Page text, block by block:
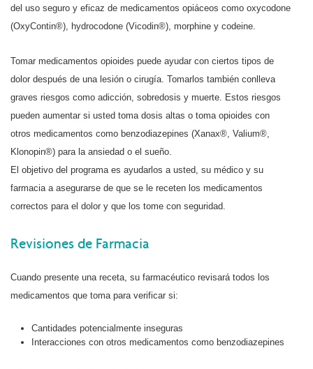
del uso seguro y eficaz de medicamentos opiáceos como oxycodone
(OxyContin®), hydrocodone (Vicodin®), morphine y codeine.
Tomar medicamentos opioides puede ayudar con ciertos tipos de
dolor después de una lesión o cirugía. Tomarlos también conlleva
graves riesgos como adicción, sobredosis y muerte. Estos riesgos
pueden aumentar si usted toma dosis altas o toma opioides con
otros medicamentos como benzodiazepines (Xanax®, Valium®,
Klonopin®) para la ansiedad o el sueño.
El objetivo del programa es ayudarlos a usted, su médico y su
farmacia a asegurarse de que se le receten los medicamentos
correctos para el dolor y que los tome con seguridad.
Revisiones de Farmacia
Cuando presente una receta, su farmacéutico revisará todos los
medicamentos que toma para verificar si:
Cantidades potencialmente inseguras
Interacciones con otros medicamentos como benzodiazepines